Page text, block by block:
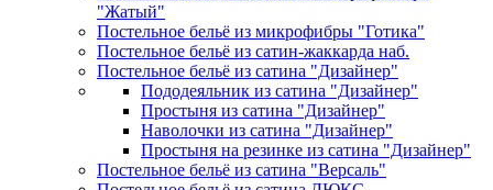
"Жатый"
Постельное бельё из микрофибры "Готика"
Постельное бельё из сатин-жаккарда наб.
Постельное бельё из сатина "Дизайнер"
Пододеяльник из сатина "Дизайнер"
Простыня из сатина "Дизайнер"
Наволочки из сатина "Дизайнер"
Простыня на резинке из сатина "Дизайнер"
Постельное бельё из сатина "Версаль"